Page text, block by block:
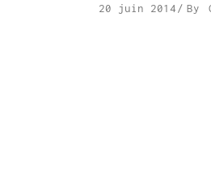
20 juin 2014 By